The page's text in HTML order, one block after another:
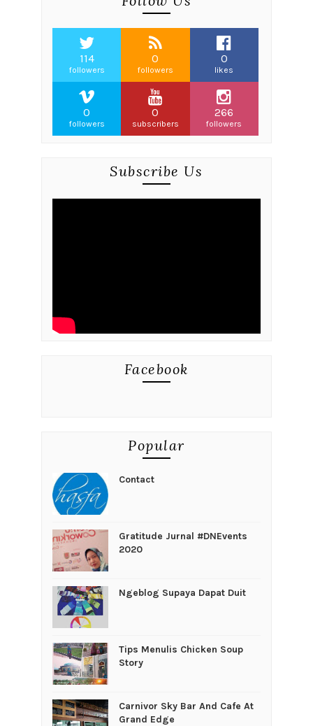
114
followers
0
followers
0
likes
0
followers
0
subscribers
266
followers
Subscribe Us
Facebook
Popular
Contact
Gratitude Jurnal #DNEvents
2020
Ngeblog Supaya Dapat Duit
Tips Menulis Chicken Soup
Story
Carnivor Sky Bar And Cafe At
Grand Edge